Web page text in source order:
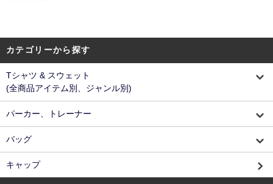
カテゴリーから探す
Tシャツ & スウェット
(全商品アイテム別、ジャンル別)
パーカー、トレーナー
バッグ
キャップ